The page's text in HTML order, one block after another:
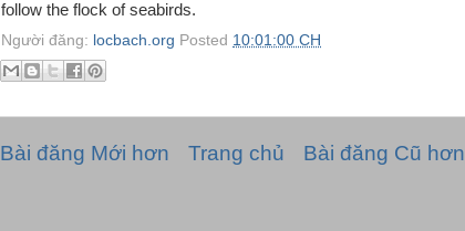
follow the flock of seabirds.
Người đăng: locbach.org Posted 10:01:00 CH
Bài đăng Mới hơn Bài đăng Cũ hơn
Trang chủ